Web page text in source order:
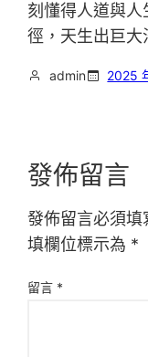
刻懂得人道與
徑，天生出巨大
admin 2025
發佈留言
發佈留言必須填
填欄位標示為 *
留言 *